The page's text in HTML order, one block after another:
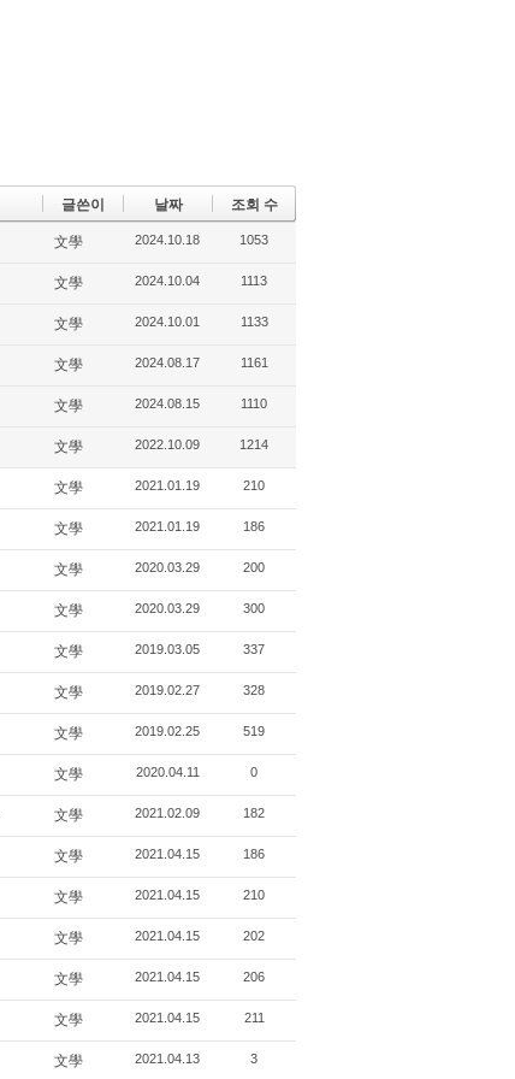
글쓴이 날짜 조회 수
文學 2024.10.18 1053
文學 2024.10.04 1113
文學 2024.10.01 1133
文學 2024.08.17 1161
文學 2024.08.15 1110
文學 2022.10.09 1214
文學 2021.01.19 210
文學 2021.01.19 186
文學 2020.03.29 200
文學 2020.03.29 300
文學 2019.03.05 337
文學 2019.02.27 328
文學 2019.02.25 519
文學 2020.04.11 0
文學 2021.02.09 182
文學 2021.04.15 186
文學 2021.04.15 210
文學 2021.04.15 202
文學 2021.04.15 206
文學 2021.04.15 211
文學 2021.04.13 3